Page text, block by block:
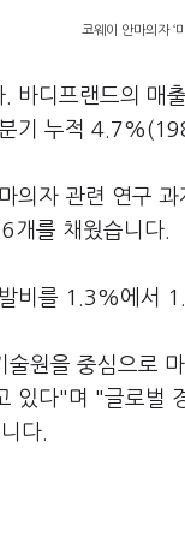
코웨이 안마의자 ‘
. 바디프랜드의
기 누적
의자 관련 연구
개를 채웠습니다.
비를 1.3%에서
원을 중심으로
있다"며 "글로벌
다.